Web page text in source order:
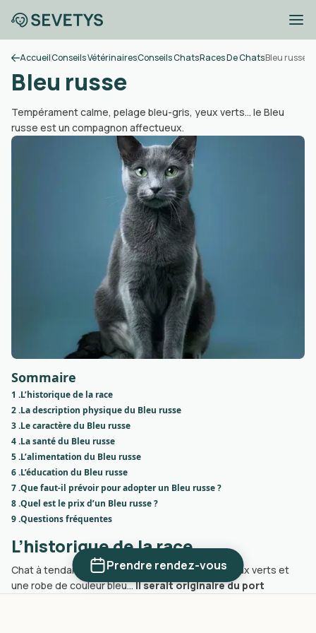
Prendre rendez-vous
AccueilConseils VétérinairesConseils ChatsRaces De ChatsBleu russe
Bleu russe
Tempérament calme, pelage bleu-gris, yeux verts... le Bleu
russe est un compagnon affectueux.
Sommaire
1 .L’historique de la race
2 .La description physique du Bleu russe
3 .Le caractère du Bleu russe
4 .La santé du Bleu russe
5 .L’alimentation du Bleu russe
6 .L’éducation du Bleu russe
7 .Que faut-il prévoir pour adopter un Bleu russe ?
8 .Quel est le prix d’un Bleu russe ?
9 .Questions fréquentes
L’historique de la race
Chat à tendance oriental, caractérisé par des yeux verts et
une robe de couleur bleu…Il serait originaire du port